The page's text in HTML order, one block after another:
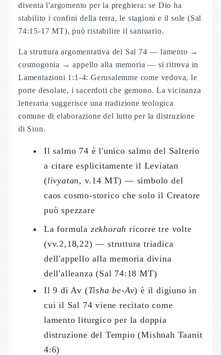
diventa l'argomento per la preghiera: se Dio ha
stabilito i confini della terra, le stagioni e il sole (Sal
74:15-17 MT), può ristabilire il santuario.
La struttura argomentativa del Sal 74 — lamento →
cosmogonia → appello alla memoria — si ritrova in
Lamentazioni 1:1-4: Gerusalemme come vedova, le
porte desolate, i sacerdoti che gemono. La vicinanza
letteraria suggerisce una tradizione teologica
comune di elaborazione del lutto per la distruzione
di Sion.
Il salmo 74 è l'unico salmo del Salterio
a citare esplicitamente il Leviatan
(livyatan, v.14 MT) — simbolo del
caos cosmo-storico che solo il Creatore
può spezzare
La formula zekhorah ricorre tre volte
(vv.2,18,22) — struttura triadica
dell'appello alla memoria divina
dell'alleanza (Sal 74:18 MT)
Il 9 di Av (Tisha be-Av) è il digiuno in
cui il Sal 74 viene recitato come
lamento liturgico per la doppia
distruzione del Tempio (Mishnah Taanit
4:6)